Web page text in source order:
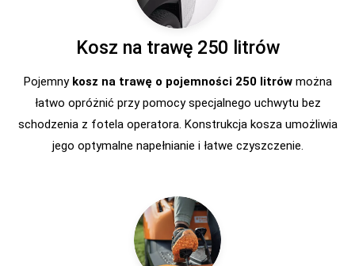
Kosz na trawę 250 litrów
Pojemny kosz na trawę o pojemności 250 litrówmożna
łatwo opróżnić przy pomocy specjalnego uchwytu bez
schodzenia z fotela operatora. Konstrukcja kosza umożliwia
jego optymalne napełnianie i łatwe czyszczenie.